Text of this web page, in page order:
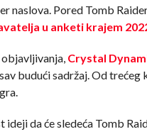
naslova. Pored Tomb
u anketi krajem
Crystal
budući sadržaj. Od trećeg
da će sledeća Tomb